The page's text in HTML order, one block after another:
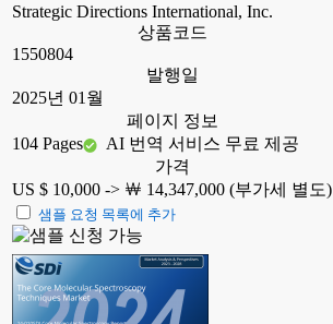
Strategic Directions International, Inc.
상품코드
1550804
발행일
2025년 01월
페이지 정보
104 Pages
AI 번역 서비스 무료 제공
가격
US $ 10,000 -> ￦ 14,347,000 (부가세 별도)
샘플 요청 목록에 추가